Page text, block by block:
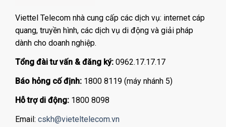
Viettel Telecom nhà cung cấp các dịch vụ: internet cáp
quang, truyền hình, các dịch vụ di động và giải pháp
dành cho doanh nghiệp.
Tổng đài tư vấn & đăng ký: 0962.17.17.17
Báo hỏng cố định: 1800 8119 (máy nhánh 5)
Hỗ trợ di động: 1800 8098
Email: cskh@vieteltelecom.vn